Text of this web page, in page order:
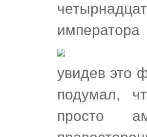
императора
увидев это
подумал,
просто